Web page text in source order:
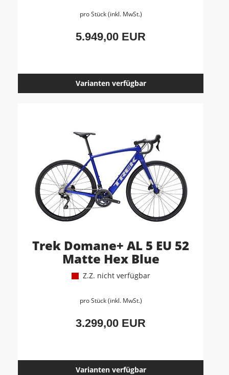
pro Stück (inkl. MwSt.)
5.949,00 EUR
Varianten verfügbar
Trek Domane+ AL 5 EU 52
Matte Hex Blue
Z.Z. nicht verfügbar
pro Stück (inkl. MwSt.)
3.299,00 EUR
Varianten verfügbar